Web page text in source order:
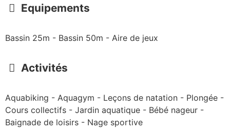
Equipements
Bassin 25m - Bassin 50m - Aire de jeux
Activités
Aquabiking - Aquagym - Leçons de natation - Plongée -
Cours collectifs - Jardin aquatique - Bébé nageur -
Baignade de loisirs - Nage sportive